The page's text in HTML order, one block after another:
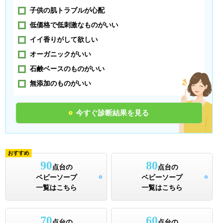
子供の肌トラブルが心配
低価格で低刺激なものがいい
イイ香りがして欲しい
オーガニックがいい
石鹸ベースのものがいい
無添加のものがいい
今すぐ診断結果を見る
おすすめ
90点台の
ベビーソープ
一覧はこちら
80点台の
ベビーソープ
一覧はこちら